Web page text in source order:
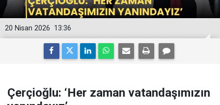
13:36
20 Nisan 2026
Çerçioğlu: ‘Her zaman vatandaşımızın